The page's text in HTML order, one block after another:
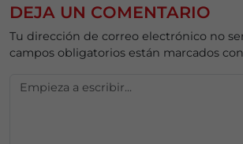
DEJA UN COMENTARIO
Tu dirección de correo electrónico no
campos obligatorios están marcados con